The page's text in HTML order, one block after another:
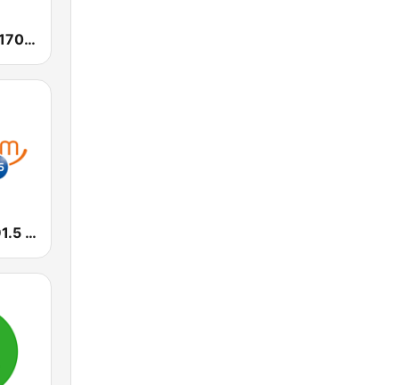
SEN Sports 1170 Sydney
Smooth FM 91.5 Melbourne